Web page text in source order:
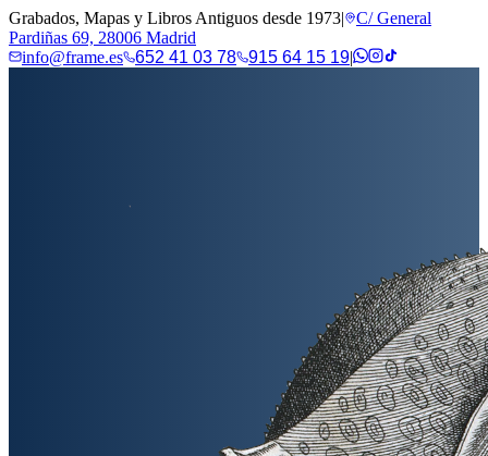
Grabados, Mapas y Libros Antiguos desde 1973|
C/ General
Pardiñas 69, 28006 Madrid
info@frame.es
652 41 03 78 915 64 15 19|